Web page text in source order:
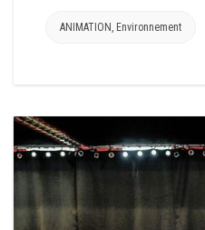
ANIMATION , Environnement